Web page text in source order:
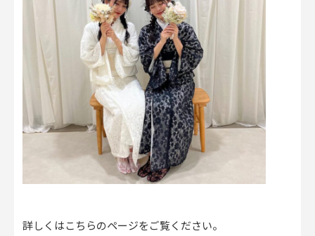
詳しくはこちらのページをご覧ください。